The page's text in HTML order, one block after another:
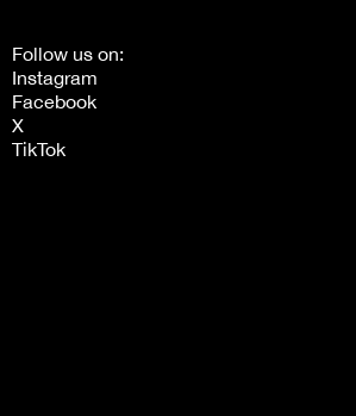
Follow us on:
Instagram
Facebook
X
TikTok